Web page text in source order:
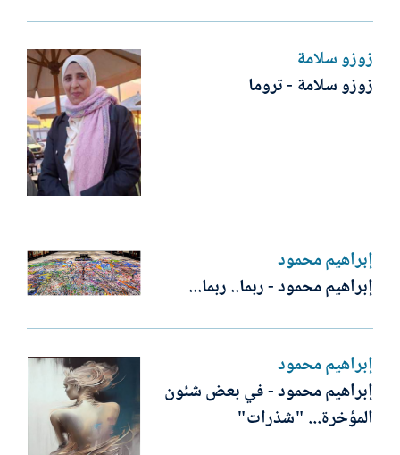
زوزو سلامة
زوزو سلامة - تروما
إبراهيم محمود
إبراهيم محمود - ربما.. ربما...
إبراهيم محمود
إبراهيم محمود - في بعض شئون
المؤخرة... "شذرات"